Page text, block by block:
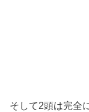
そして2頭は完全